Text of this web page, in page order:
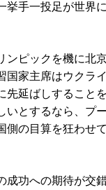
挙手一投足が世界
ピックを機に北
国家主席はウクラ
先延ばしすること
いとするなら、プ
側の目算を狂わせ
功への期待が交